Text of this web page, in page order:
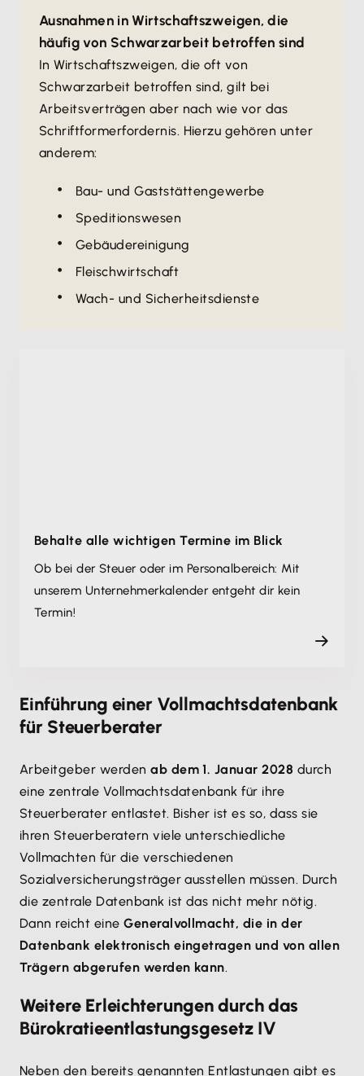
Ausnahmen in Wirtschaftszweigen, die
häufig von Schwarzarbeit betroffen sind
In Wirtschaftszweigen, die oft von
Schwarzarbeit betroffen sind, gilt bei
Arbeitsverträgen aber nach wie vor das
Schriftformerfordernis. Hierzu gehören unter
anderem:
Bau- und Gaststättengewerbe
Speditionswesen
Gebäudereinigung
Fleischwirtschaft
Wach- und Sicherheitsdienste
Behalte alle wichtigen Termine im Blick
Ob bei der Steuer oder im Personalbereich: Mit
unserem Unternehmer­kalender entgeht dir kein
Termin!
Einführung einer Vollmachtsdatenbank
für Steuerberater
Arbeitgeber werdenab dem 1. Januar 2028 durch
eine zentrale Vollmachtsdatenbank für ihre
Steuerberater entlastet. Bisher ist es so, dass sie
ihren Steuerberatern viele unterschiedliche
Vollmachten für die verschiedenen
Sozialversicherungsträger ausstellen müssen. Durch
die zentrale Datenbank ist das nicht mehr nötig.
Dann reicht eineGeneralvollmacht, die in der
Datenbank elektronisch eingetragen und von allen
Trägern abgerufen werden kann.
Weitere Erleichterungen durch das
Bürokratieentlastungsgesetz IV
Neben den bereits genannten Entlastungen gibt es